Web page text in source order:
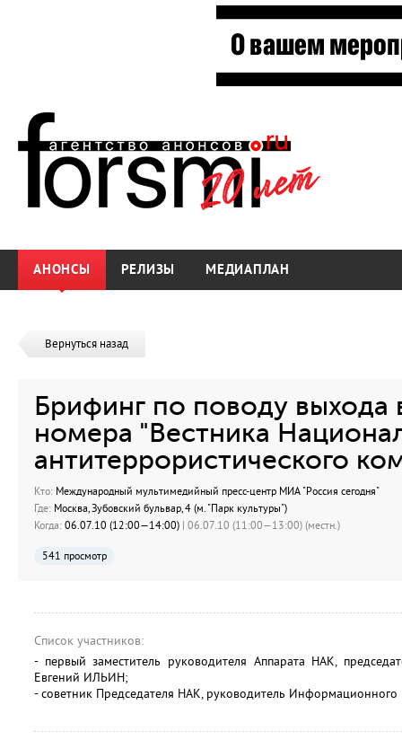
АНОНСЫ РЕЛИЗЫ МЕДИАПЛАН
Вернуться назад
Брифинг по поводу выхода
номера "Вестника
антитеррористического
Кто: Международный мультимедийный пресс-центр МИА "Россия сегодня"
Где: Москва, Зубовский бульвар, 4 (м. "Парк культуры")
Когда: 06.07.10 (12:00—14:00) | 06.07.10 (11:00—13:00) (местн.)
541 просмотр
Список участников:
- первый заместитель руководителя Аппарата НАК,
Евгений ИЛЬИН;
- советник Председателя НАК, руководитель